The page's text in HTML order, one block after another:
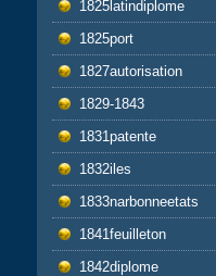
1825latindiplome
1825port
1827autorisation
1829-1843
1831patente
1832iles
1833narbonneetats
1841feuilleton
1842diplome